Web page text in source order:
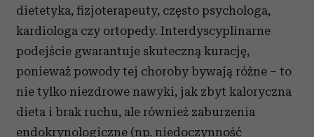
dietetyka, fizjoterapeuty, często psychologa,
kardiologa czy ortopedy. Interdyscyplinarne
podejście gwarantuje skuteczną kurację,
ponieważ powody tej choroby bywają różne – to
nie tylko niezdrowe nawyki, jak zbyt kaloryczna
dieta i brak ruchu, ale również zaburzenia
endokrynologiczne (np. niedoczynność